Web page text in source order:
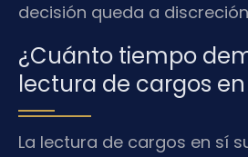
decisión queda a
¿Cuánto tiempo
lectura de cargos
La lectura de cargos en sí